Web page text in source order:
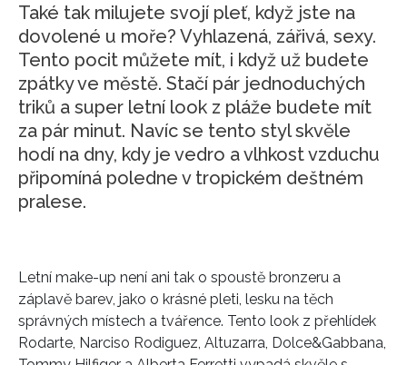
Také tak milujete svojí pleť, když jste na
dovolené u moře? Vyhlazená, zářivá, sexy.
Tento pocit můžete mít, i když už budete
zpátky ve městě. Stačí pár jednoduchých
triků a super letní look z pláže budete mít
za pár minut. Navíc se tento styl skvěle
hodí na dny, kdy je vedro a vlhkost vzduchu
připomíná poledne v tropickém deštném
pralese.
Letní make-up není ani tak o spoustě bronzeru a
záplavě barev, jako o krásné pleti, lesku na těch
správných místech a tvářence. Tento look z přehlídek
Rodarte, Narciso Rodiguez, Altuzarra, Dolce&Gabbana,